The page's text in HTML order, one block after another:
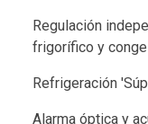
Regulación
frigorífico y
Refrigeración
Alarma óptica y